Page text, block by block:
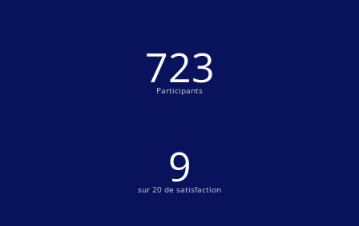
757
Participants
10
sur 20 de satisfaction